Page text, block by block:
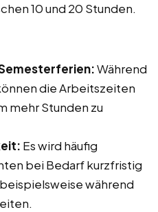
10 und 20 Stunden.
Während
die Arbeitszeiten
mehr Stunden zu
Es wird häufig
bei Bedarf kurzfristig
während